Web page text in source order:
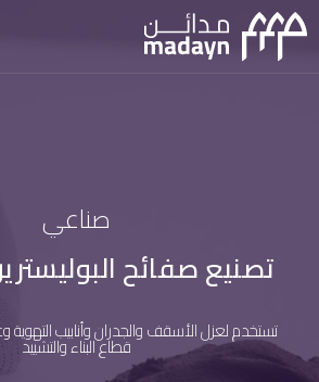
صناعي
تصنيع صفائح
تستخدم لعزل الأسقف والجدران وأنابيب
قطاع البناء والتشييد